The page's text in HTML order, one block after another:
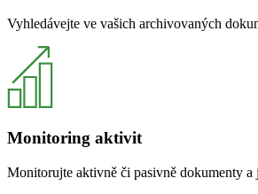
Vyhledávejte ve vašich archivovaných
Monitoring aktivit
Monitorujte aktivně či pasivně dokumenty